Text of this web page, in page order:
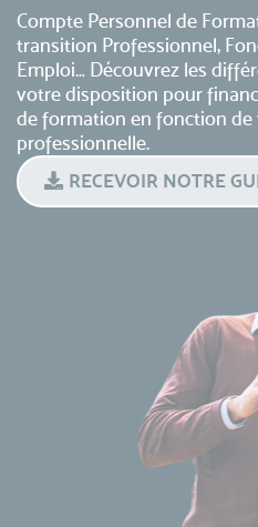
Compte Personnel de
transition Professionnel,
Emploi… Découvrez les
votre disposition pour
de formation en fonction
professionnelle.
RECEVOIR NOTRE